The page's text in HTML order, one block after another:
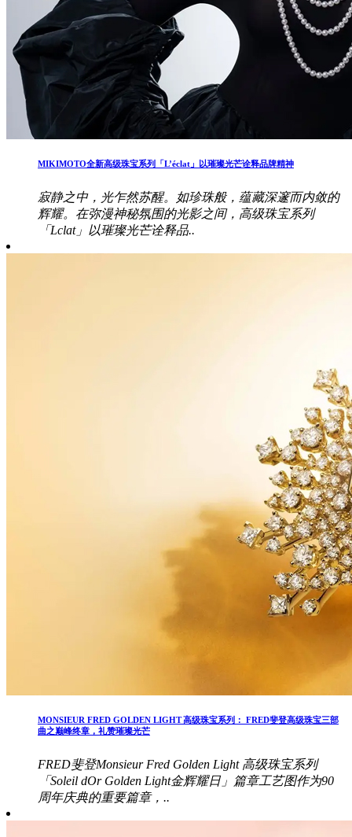
MIKIMOTO全新高级珠宝系列「L’éclat」以璀璨光芒诠释品牌精神
寂静之中，光乍然苏醒。如珍珠般，蕴藏深邃而内敛的
辉耀。在弥漫神秘氛围的光影之间，高级珠宝系列
「Lclat」以璀璨光芒诠释品..
MONSIEUR FRED GOLDEN LIGHT 高级珠宝系列： FRED斐登高级珠宝三部
曲之巅峰终章，礼赞璀璨光芒
FRED斐登Monsieur Fred Golden Light 高级珠宝系列
「Soleil dOr Golden Light金辉耀日」篇章工艺图作为90
周年庆典的重要篇章，..